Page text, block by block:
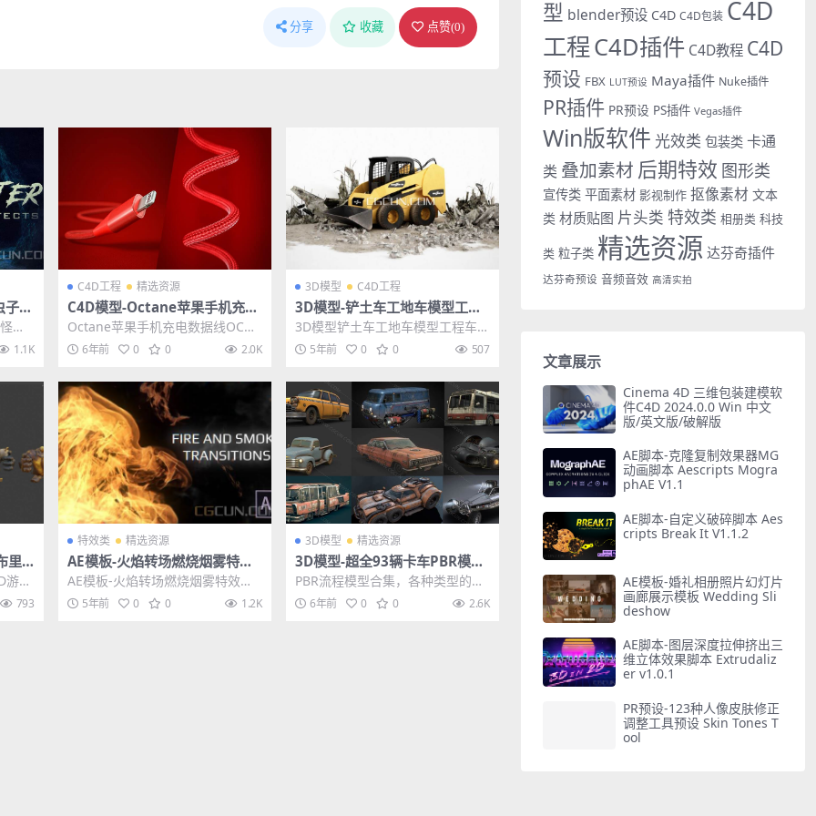
分享 收藏 点赞(0)
丧
素
物
语、
1.1K
C4D工程 精选资源
C4D模型-Octane苹果手机充电
数据线OC渲染器工程模型 含材
质贴图
Octane苹果手机充电数据线OC渲
染器工程模型 含材质贴图 其他推
荐: C4D...
6年前 0 0 2.0K
3D模型 C4D工程
3D模型-铲土车工地车模型工程
车C4D工程模型FBX模型
3D模型铲土车工地车模型工程车C
4D工程模型FBX模型 其他推荐: 3D
模型-3...
5年前 0 0 507
里
戏
793
特效类 精选资源
AE模板-火焰转场燃烧烟雾特效
视频过渡模板
AE模板-火焰转场燃烧烟雾特效视
频过渡模板 其他推荐: AE模板-水
墨晕染遮罩旅...
5年前 0 0 1.2K
3D模型 精选资源
3D模型-超全93辆卡车PBR模型
合集PBR流程模型合集,各种类型
的卡车
PBR流程模型合集，各种类型的卡
车，一共93辆车，全部按照命名分
类完全，可以用作...
6年前 0 0 2.6K
型 blender预设 C4D C4D包装 C4D
工程C4D插件 C4D教程 C4D
预设 FBX LUT预设 Maya插件 Nuke插件
PR插件 PR预设 PS插件 Vegas插件
Win版软件 光效类 包装类 卡通
类 叠加素材 后期特效 图形类
宣传类 平面素材 影视制作 抠像素材 文本
类 材质贴图 片头类 特效类 相册类 科技
类 粒子类 精选资源 达芬奇插件
达芬奇预设 音频音效 高清实拍
文章展示
Cinema 4D 三维包装建模软
件C4D 2024.0.0 Win 中文
版/英文版/破解版
AE脚本-克隆复制效果器MG
动画脚本 Aescripts Mogra
phAE V1.1
AE脚本-自定义破碎脚本 Aes
cripts Break It V1.1.2
AE模板-婚礼相册照片幻灯片
画廊展示模板 Wedding Sli
deshow
AE脚本-图层深度拉伸挤出三
维立体效果脚本 Extrudaliz
er v1.0.1
PR预设-123种人像皮肤修正
调整工具预设 Skin Tones T
ool